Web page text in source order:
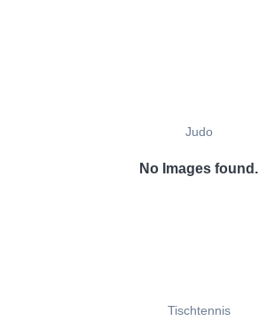
Judo
No Images found.
Tischtennis